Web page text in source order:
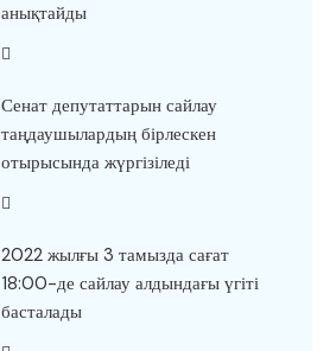
анықтайды
Сенат депутаттарын сайлау
таңдаушылардың бірлескен
отырысында жүргізіледі
2022 жылғы 3 тамызда сағат
18:00-де сайлау алдындағы үгіті
басталады